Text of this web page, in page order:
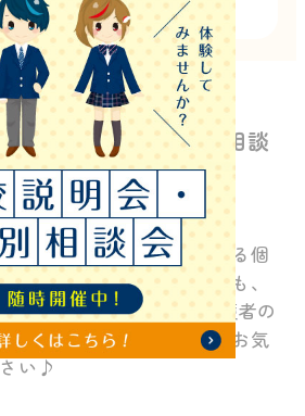
おすすめ★平日個別相談
と授業の様子が見学できる個
も、保護者の方と一緒でも、
もOK！ もちろん、保護者の
全く問題ございません。お気
い♪